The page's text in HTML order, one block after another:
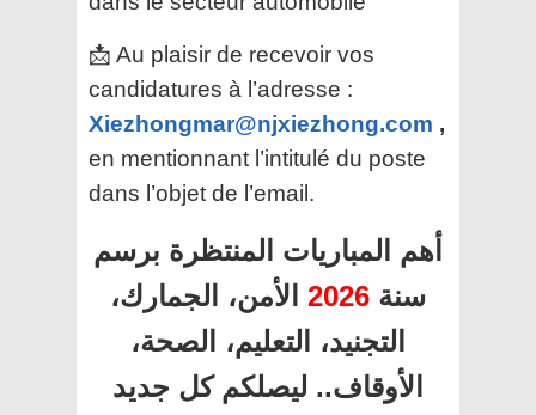
📩 Au plaisir de recevoir vos
candidatures à l’adresse :
Xiezhongmar@njxiezhong.com ,
en mentionnant l’intitulé du poste
dans l’objet de l’email.
أهم المباريات المنتظرة برسم
سنة 2026 الأمن، الجمارك،
التجنيد، التعليم، الصحة،
الأوقاف.. ليصلكم كل جديد